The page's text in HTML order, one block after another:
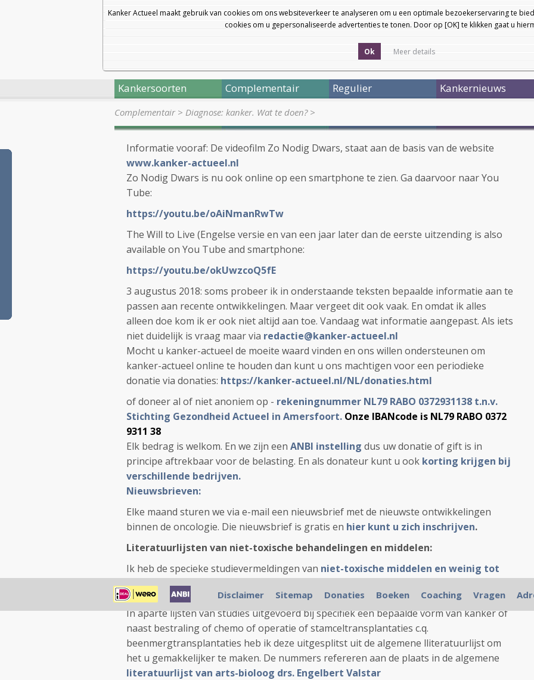
Kanker Actueel maakt gebruik van cookies om ons websiteverkeer te analyseren om u een optimale bezoekerservaring te
cookies om u gepersonaliseerde advertenties te tonen. Door op [OK] te klikken gaat u
Ok Meer details
Kankersoorten Complementair Regulier Kankernieuws
Complementair> Diagnose: kanker. Wat te doen?>
Informatie vooraf: De videofilm Zo Nodig Dwars, staat aan de basis van de website
www.kanker-actueel.nl
Zo Nodig Dwars is nu ook online op een smartphone te zien. Ga daarvoor naar You
Tube:
https://youtu.be/oAiNmanRwTw
The Will to Live (Engelse versie en van een jaar later dan de eerste uitzending is also
available on You Tube and smartphone:
https://youtu.be/okUwzcoQ5fE
3 augustus 2018: soms probeer ik in onderstaande teksten bepaalde informatie aan te
passen aan recente ontwikkelingen. Maar vergeet dit ook vaak. En omdat ik alles
alleen doe kom ik er ook niet altijd aan toe. Vandaag wat informatie aangepast. Als iets
niet duidelijk is vraag maar via redactie@kanker-actueel.nl
Mocht u kanker-actueel de moeite waard vinden en ons willen ondersteunen om
kanker-actueel online te houden dan kunt u ons machtigen voor een periodieke
donatie via donaties: https://kanker-actueel.nl/NL/donaties.html
of doneer al of niet anoniem op - rekeningnummer NL79 RABO 0372931138 t.n.v.
Stichting Gezondheid Actueel in Amersfoort. Onze IBANcode is NL79 RABO 0372
9311 38
Elk bedrag is welkom. En we zijn een ANBI instelling dus uw donatie of gift is in
principe aftrekbaar voor de belasting. En als donateur kunt u ook korting krijgen bij
verschillende bedrijven.
Nieuwsbrieven:
Elke maand sturen we via e-mail een nieuwsbrief met de nieuwste ontwikkelingen
binnen de oncologie. Die nieuwsbrief is gratis en hier kunt u zich inschrijven.
Literatuurlijsten van niet-toxische behandelingen en middelen:
Ik heb de specieke studievermeldingen van niet-toxische middelen en weinig tot
geen invasieve behandelingen
voor specifieke vormen van kanker in alle stadia bij elkaar gezet.
In aparte lijsten van studies uitgevoerd bij specifiek een bepaalde vorm van kanker of
naast bestraling of chemo of operatie of stamceltransplantaties c.q.
beenmergtransplantaties heb ik deze uitgesplitst uit de algemene lliteratuurlijst om
het u gemakkelijker te maken. De nummers refereren aan de plaats in de algemene
literatuurlijst van arts-bioloog drs. Engelbert Valstar
Disclaimer Sitemap Donaties Boeken Coaching Vragen